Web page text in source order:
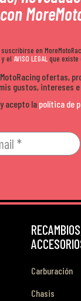
en
y el AVISO LEGALque existe
ofertas,
gustos, intereses
acepto la política de
Carburación
Chasis